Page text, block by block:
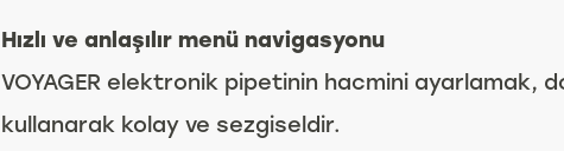
Hızlı ve anlaşılır menü navigasyonu
VOYAGER elektronik pipetinin hacmini ayarlamak,
kullanarak kolay ve sezgiseldir.